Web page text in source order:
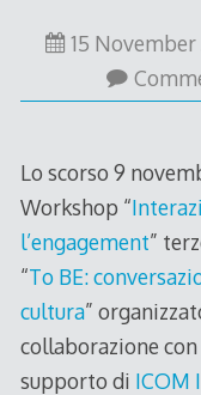
15 November
Lo scorso 9
Workshop “
l’engagement”
“To BE:
cultura”
collaborazione con
supporto di ICOM